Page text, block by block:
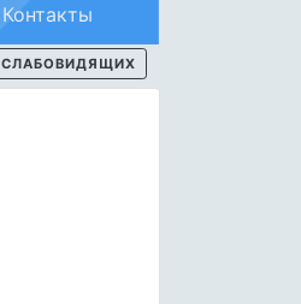
Контакты